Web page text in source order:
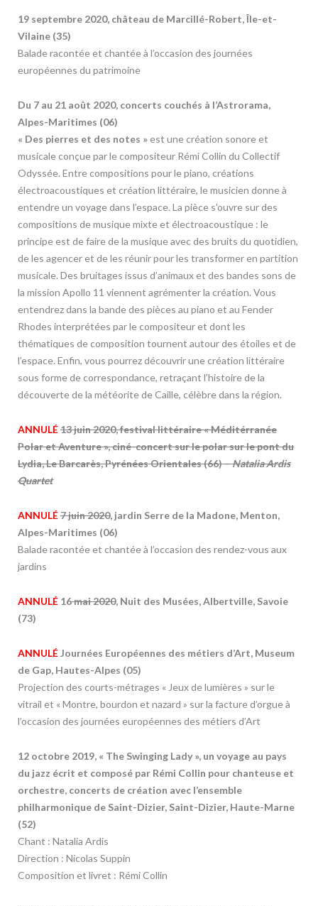
19 septembre 2020, château de Marcillé-Robert, Île-et-
Vilaine (35)
Balade racontée et chantée à l’occasion des journées
européennes du patrimoine
Du 7 au 21 août 2020, concerts couchés à l’Astrorama,
Alpes-Maritimes (06)
« Des pierres et des notes »est une création sonore et
musicale conçue par le compositeur Rémi Collin du Collectif
Odyssée. Entre compositions pour le piano, créations
électroacoustiques et création littéraire, le musicien donne à
entendre un voyage dans l’espace. La pièce s’ouvre sur des
compositions de musique mixte et électroacoustique : le
principe est de faire de la musique avec des bruits du quotidien,
de les agencer et de les réunir pour les transformer en partition
musicale. Des bruitages issus d’animaux et des bandes sons de
la mission Apollo 11 viennent agrémenter la création. Vous
entendrez dans la bande des pièces au piano et au Fender
Rhodes interprétées par le compositeur et dont les
thématiques de composition tournent autour des étoiles et de
l’espace. Enfin, vous pourrez découvrir une création littéraire
sous forme de correspondance, retraçant l’histoire de la
découverte de la météorite de Caille, célèbre dans la région.
ANNULÉ13 juin 2020, festival littéraire « Méditérranée
Polar et Aventure », ciné-concert sur le polar sur le pont du
Lydia, Le Barcarès, Pyrénées Orientales (66)–Natalia Ardis
Quartet
ANNULÉ7 juin 2020, jardin Serre de la Madone, Menton,
Alpes-Maritimes (06)
Balade racontée et chantée à l’occasion des rendez-vous aux
jardins
ANNULÉ16mai 2020, Nuit des Musées, Albertville, Savoie
(73)
ANNULÉJournées Européennes des métiers d’Art, Museum
de Gap, Hautes-Alpes (05)
Projection des courts-métrages « Jeux de lumières » sur le
vitrail et « Montre, bourdon et nazard » sur la facture d’orgue à
l’occasion des journées européennes des métiers d’Art
12 octobre 2019, « The Swinging Lady », un voyage au pays
du jazz écrit et composé par Rémi Collin pour chanteuse et
orchestre, concerts de création avec l’ensemble
philharmonique de Saint-Dizier, Saint-Dizier, Haute-Marne
(52)
Chant : Natalia Ardis
Direction : Nicolas Suppin
Composition et livret : Rémi Collin